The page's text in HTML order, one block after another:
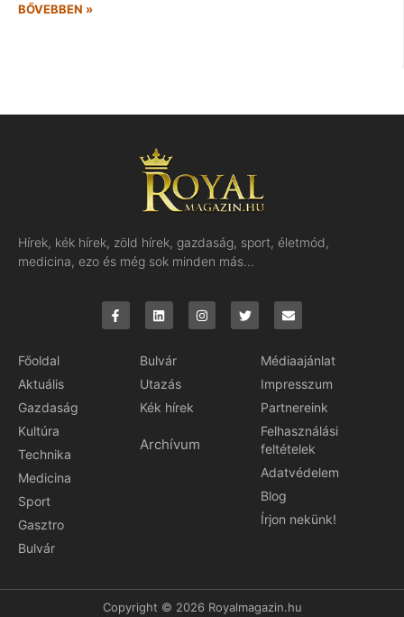
BŐVEBBEN »
Hírek, kék hírek, zöld hírek, gazdaság, sport, életmód,
medicina, ezo és még sok minden más…
Főoldal
Aktuális
Gazdaság
Kultúra
Technika
Medicina
Sport
Gasztro
Bulvár
Bulvár
Utazás
Kék hírek
Archívum
Médiaajánlat
Impresszum
Partnereink
Felhasználási
feltételek
Adatvédelem
Blog
Írjon nekünk!
Copyright © 2026 Royalmagazin.hu